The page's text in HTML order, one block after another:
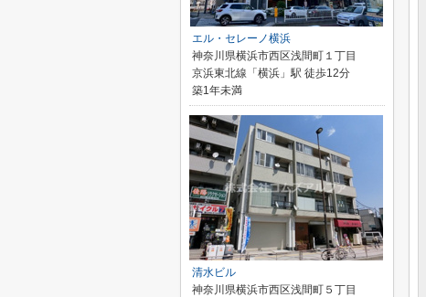
エル・セレーノ横浜
神奈川県横浜市西区浅間町１丁目
京浜東北線「横浜」駅 徒歩12分
築1年未満
清水ビル
神奈川県横浜市西区浅間町５丁目